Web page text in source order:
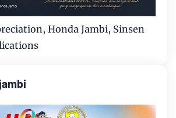
Honda Jambi, Sinsen